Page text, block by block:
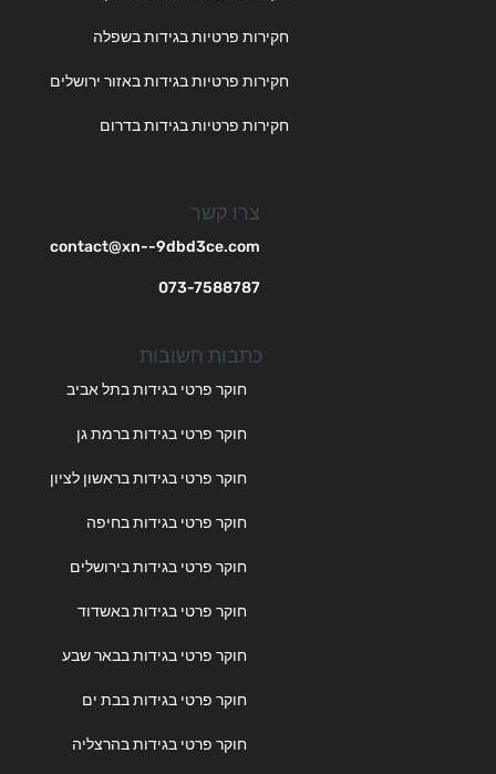
חקירות פרטיות בגידות בשפלה
חקירות פרטיות בגידות באזור ירושלים
חקירות פרטיות בגידות בדרום
צרו קשר
contact@xn--9dbd3ce.com
073-7588787
כתבות חשובות
חוקר פרטי בגידות בתל אביב
חוקר פרטי בגידות ברמת גן
חוקר פרטי בגידות בראשון לציון
חוקר פרטי בגידות בחיפה
חוקר פרטי בגידות בירושלים
חוקר פרטי בגידות באשדוד
חוקר פרטי בגידות בבאר שבע
חוקר פרטי בגידות בבת ים
חוקר פרטי בגידות בהרצליה